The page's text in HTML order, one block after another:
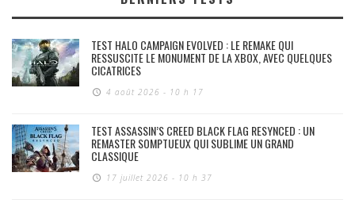
TEST HALO CAMPAIGN EVOLVED : LE REMAKE QUI
RESSUSCITE LE MONUMENT DE LA XBOX, AVEC QUELQUES
CICATRICES
4 août 2026 - 10 h 17
TEST ASSASSIN’S CREED BLACK FLAG RESYNCED : UN
REMASTER SOMPTUEUX QUI SUBLIME UN GRAND
CLASSIQUE
17 juillet 2026 - 10 h 37